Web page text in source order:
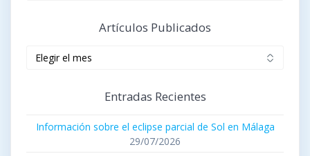
Artículos Publicados
Entradas Recientes
Información sobre el eclipse parcial de Sol en Málaga
29/07/2026